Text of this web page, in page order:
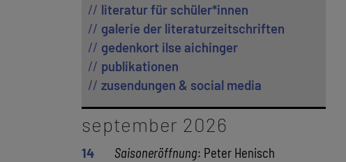
literatur für schüler*innen
galerie der literaturzeitschriften
gedenkort ilse aichinger
publikationen
zusendungen & social media
september 2026
14 Saisoneröffnung: Peter Henisch